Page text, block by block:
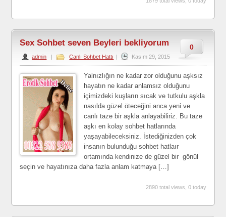
0
Sex Sohbet seven Beyleri bekliyorum
admin | Canlı Sohbet Hattı | Kasım 29, 2015
Yalnızlığın ne kadar zor olduğunu aşksız
hayatın ne kadar anlamsız olduğunu
içimizdeki kuşların sıcak ve tutkulu aşkla
nasılda güzel öteceğini anca yeni ve
canlı taze bir aşkla anlayabiliriz. Bu taze
aşkı en kolay sohbet hatlarında
yaşayabileceksiniz. İstediğinizden çok
insanın bulunduğu sohbet hatlaır
ortamında kendinize de güzel bir gönül
seçin ve hayatınıza daha fazla anlam katmaya […]
2890 total views, 0 today